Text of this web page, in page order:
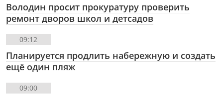
Володин просит прокуратуру проверить
ремонт дворов школ и детсадов
09:12
Планируется продлить набережную и создать
ещё один пляж
09:00